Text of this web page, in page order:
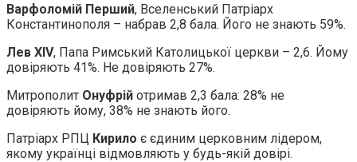
Варфоломій Перший, Вселенський Патріарх
Константинополя – набрав 2,8 бала. Його не знають 59%.
Лев XIV, Папа Римський Католицької церкви – 2,6. Йому
довіряють 41%. Не довіряють 27%.
Митрополит Онуфрій отримав 2,3 бала: 28% не
довіряють йому, 38% не знають його.
Патріарх РПЦ Кирило є єдиним церковним лідером,
якому українці відмовляють у будь-якій довірі.